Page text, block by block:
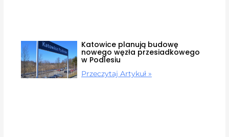
Katowice planują budowę
nowego węzła przesiadkowego
w Podlesiu
Przeczytaj Artykuł »